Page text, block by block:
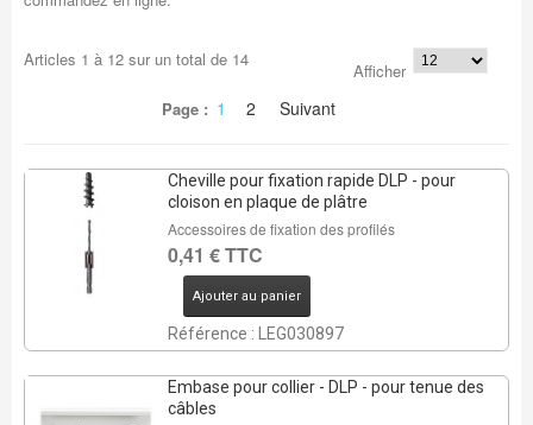
Articles 1 à 12sur un total de 14
Afficher
Page : 1 2 Suivant
Cheville pour fixation rapide DLP - pour
cloison en plaque de plâtre
Accessoires de fixation des profilés
0,41 € TTC
Ajouter au panier
Référence : LEG030897
Embase pour collier - DLP - pour tenue des
câbles